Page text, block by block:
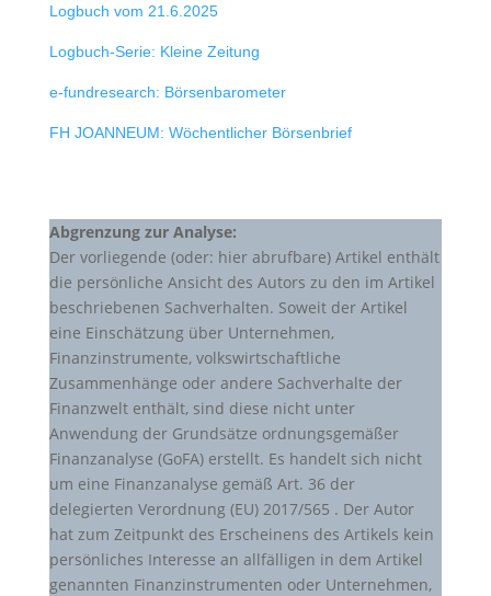
Logbuch vom 21.6.2025
Logbuch-Serie: Kleine Zeitung
e-fundresearch: Börsenbarometer
FH JOANNEUM: Wöchentlicher Börsenbrief
Abgrenzung zur Analyse:
Der vorliegende (oder: hier abrufbare) Artikel enthält
die persönliche Ansicht des Autors zu den im Artikel
beschriebenen Sachverhalten. Soweit der Artikel
eine Einschätzung über Unternehmen,
Finanzinstrumente, volkswirtschaftliche
Zusammenhänge oder andere Sachverhalte der
Finanzwelt enthält, sind diese nicht unter
Anwendung der Grundsätze ordnungsgemäßer
Finanzanalyse (GoFA) erstellt. Es handelt sich nicht
um eine Finanzanalyse gemäß Art. 36 der
delegierten Verordnung (EU) 2017/565 . Der Autor
hat zum Zeitpunkt des Erscheinens des Artikels kein
persönliches Interesse an allfälligen in dem Artikel
genannten Finanzinstrumenten oder Unternehmen,